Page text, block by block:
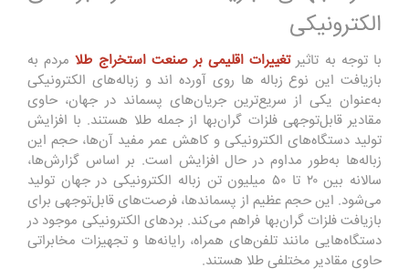
الکترونیکی
با توجه به تاثیرتغییرات اقلیمی بر صنعت استخراج طلامردم به
بازیافت این نوع زباله ها روی آورده اند و زباله‌های الکترونیکی
به‌عنوان یکی از سریع‌ترین جریان‌های پسماند در جهان، حاوی
مقادیر قابل‌توجهی فلزات گران‌بها از جمله طلا هستند. با افزایش
تولید دستگاه‌های الکترونیکی و کاهش عمر مفید آن‌ها، حجم این
زباله‌ها به‌طور مداوم در حال افزایش است. بر اساس گزارش‌ها،
سالانه بین ۲۰ تا ۵۰ میلیون تن زباله الکترونیکی در جهان تولید
می‌شود. این حجم عظیم از پسماندها، فرصت‌های قابل‌توجهی برای
بازیافت فلزات گران‌بها فراهم می‌کند. بردهای الکترونیکی موجود در
دستگاه‌هایی مانند تلفن‌های همراه، رایانه‌ها و تجهیزات مخابراتی
حاوی مقادیر مختلفی طلا هستند.